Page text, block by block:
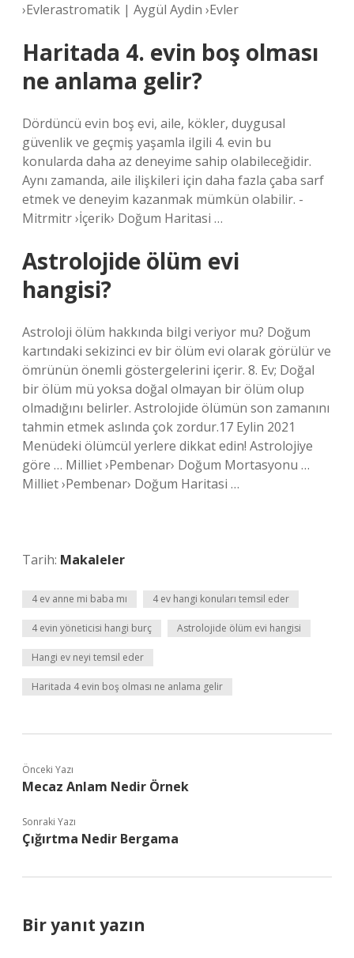
›Evlerastromatik | Aygül Aydin ›Evler
Haritada 4. evin boş olması
ne anlama gelir?
Dördüncü evin boş evi, aile, kökler, duygusal
güvenlik ve geçmiş yaşamla ilgili 4. evin bu
konularda daha az deneyime sahip olabileceğidir.
Aynı zamanda, aile ilişkileri için daha fazla çaba sarf
etmek ve deneyim kazanmak mümkün olabilir. -
Mitrmitr ›İçerik› Doğum Haritasi …
Astrolojide ölüm evi
hangisi?
Astroloji ölüm hakkında bilgi veriyor mu? Doğum
kartındaki sekizinci ev bir ölüm evi olarak görülür ve
ömrünün önemli göstergelerini içerir. 8. Ev; Doğal
bir ölüm mü yoksa doğal olmayan bir ölüm olup
olmadığını belirler. Astrolojide ölümün son zamanını
tahmin etmek aslında çok zordur.17 Eylin 2021
Menüdeki ölümcül yerlere dikkat edin! Astrolojiye
göre … Milliet ›Pembenar› Doğum Mortasyonu …
Milliet ›Pembenar› Doğum Haritasi …
Tarih: Makaleler
4 ev anne mi baba mı 4 ev hangi konuları temsil eder
4 evin yöneticisi hangi burç Astrolojide ölüm evi hangisi
Hangi ev neyi temsil eder
Haritada 4 evin boş olması ne anlama gelir
Önceki Yazı
Mecaz Anlam Nedir Örnek
Sonraki Yazı
Çığırtma Nedir Bergama
Bir yanıt yazın